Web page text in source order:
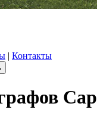
| Контакты